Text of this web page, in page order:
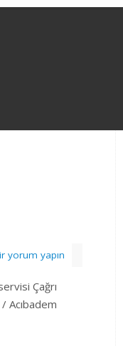
yorum yapın
Çağrı
Acıbadem